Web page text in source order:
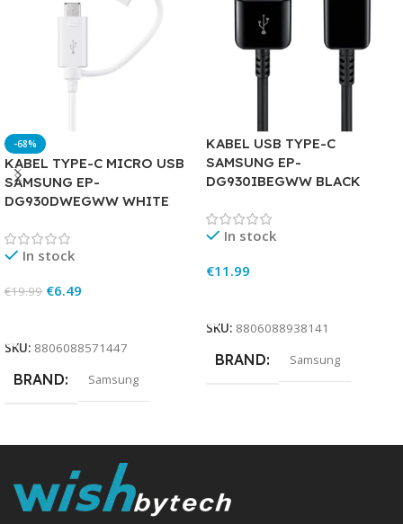
-68%
KABEL TYPE-C MICRO USB
SAMSUNG EP-
DG930DWEGWW WHITE
In stock
€19.99 €6.49
SKU: 8806088571447
BRAND Samsung
KABEL USB TYPE-C
SAMSUNG EP-
DG930IBEGWW BLACK
In stock
€11.99
SKU: 8806088938141
BRAND Samsung